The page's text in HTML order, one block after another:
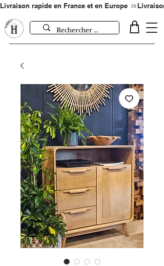
Livraison rapide en France et en Europe